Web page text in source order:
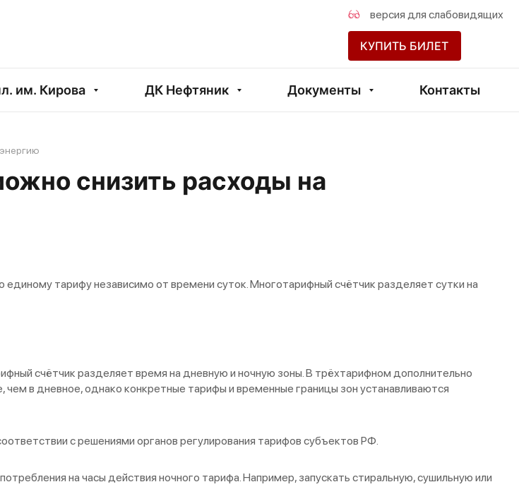
версия для слабовидящих
КУПИТЬ БИЛЕТ
им. Кирова ДК Нефтяник Документы Контакты
снизить расходы на
тарифу независимо от времени суток. Многотарифный счётчик разделяет сутки на
счётчик разделяет время на дневную и ночную зоны. В трёхтарифном дополнительно
в дневное, однако конкретные тарифы и временные границы зон устанавливаются
с решениями органов регулирования тарифов субъектов РФ.
на часы действия ночного тарифа. Например, запускать стиральную, сушильную или